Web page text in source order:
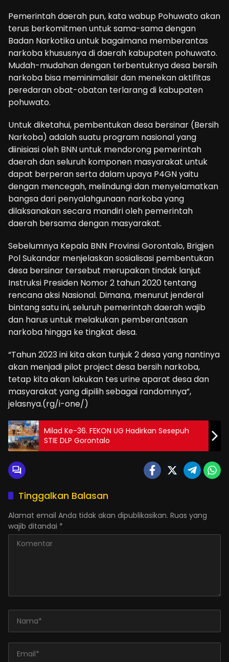
Pemerintah daerah pun, kata wabup Pohuwato akan
terus berkomitmen untuk sama-sama dengan
Badan Narkotika untuk bagaimana memberantas
narkoba khususnya di daerah kabupaten pohuwato.
Mudah-mudahan dengan terbentuknya desa bersih
narkoba bisa meminimalisir dan menekan aktifitas
peredaran obat-obatan terlarang di kabupaten
pohuwato.
Untuk diketahui, pembentukan desa bersinar (Bersih
Narkoba) adalah suatu program nasional yang
diinisiasi oleh BNN untuk mendorong pemerintah
daerah dan seluruh komponen masyarakat untuk
dapat berperan serta dalam upaya P4GN yaitu
dengan mencegah, melindungi dan menyelamatkan
bangsa dari penyalahgunaan narkoba yang
dilaksanakan secara mandiri oleh pemerintah
daerah bersama dengan masyarakat.
Sebelumnya Kepala BNN Provinsi Gorontalo, Brigjen
Pol Sukandar menjelaskan sosialisasi pembentukan
desa bersinar tersebut merupakan tindak lanjut
Instruksi Presiden Nomor 2 tahun 2020 tentang
rencana aksi Nasional. Dimana, menurut jenderal
bintang satu ini, seluruh pemerintah daerah wajib
dan harus untuk melakukan pemberantasan
narkoba hingga ke tingkat desa.
“Tahun 2023 ini kita akan tunjuk 2 desa yang nantinya
akan menjadi pilot project desa bersih narkoba,
tetap kita akan lakukan tes urine aparat desa dan
masyarakat yang dipilih sebagai randomnya”,
jelasnya.(rg/i-one/)
Milad Ke-36. FEKON UG Hadirkan Sesepuh
STIE DLP Gorontalo
Tinggalkan Balasan
Alamat email Anda tidak akan dipublikasikan. Ruas yang
wajib ditandai *